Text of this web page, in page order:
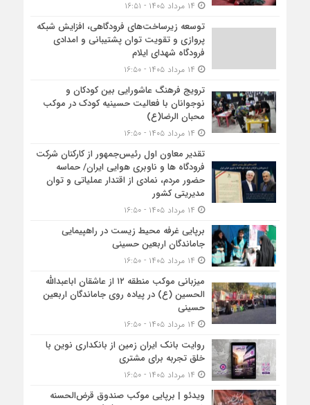
توسعه زیرساخت‌های فرودگاهی، افزایش شبکه
پروازی و تقویت توان پشتیبانی و امدادی
فرودگاه شهدای ایلام
ترویج فرهنگ عاشورایی بین کودکان و
نوجوانان با فعالیت حسینیه کودک در موکب
محبان الرضا(ع)
تقدیر معاون اول رئیس‌جمهور از کارکنان شرکت
فرودگاه ها و ناوبری هوایی ایران/ حماسه
حضور مردم، نمادی از اقتدار عملیاتی و توان
مدیریتی کشور
برپایی غرفه محیط زیست در راهپیمایی
جاماندگان اربعین حسینی
میزبانی موکب منطقه ۱۲ از عاشقان اباعبدالله
الحسین (ع) در پیاده روی جاماندگان اربعین
حسینی
روایت بانک ایران زمین از بانکداری نوین با
خلق تجربه برای مشتری
ویدئو | برپایی موکب صندوق قرض‌الحسنه